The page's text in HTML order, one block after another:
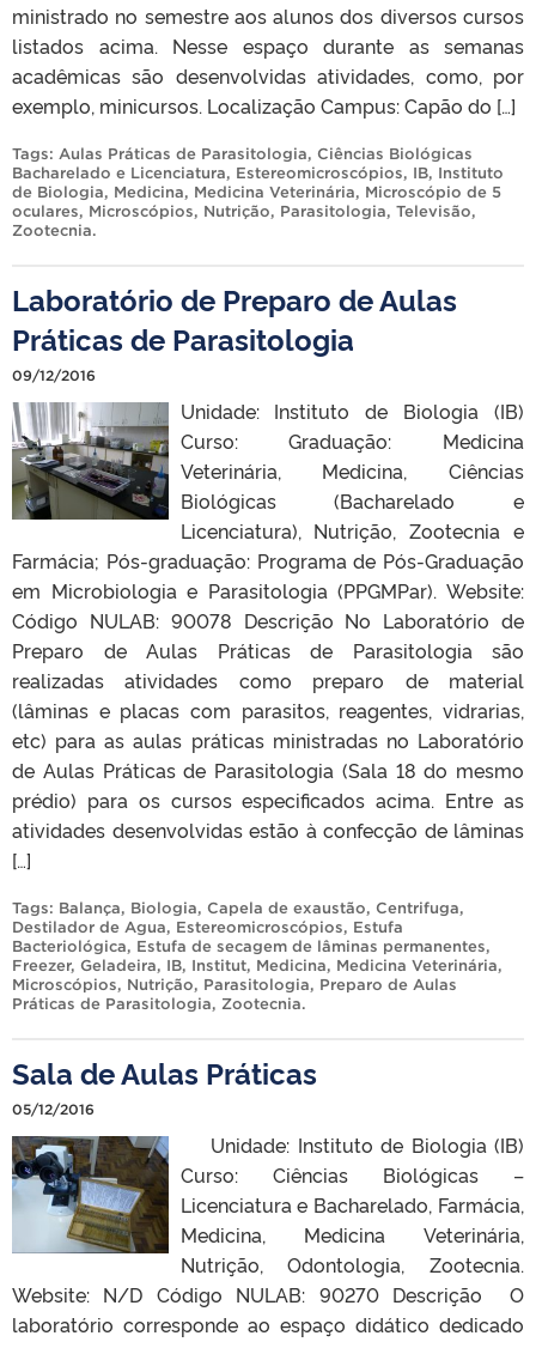
ministrado no semestre aos alunos dos diversos cursos
listados acima. Nesse espaço durante as semanas
acadêmicas são desenvolvidas atividades, como, por
exemplo, minicursos. Localização Campus: Capão do […]
Tags: Aulas Práticas de Parasitologia, Ciências Biológicas
Bacharelado e Licenciatura, Estereomicroscópios, IB, Instituto
de Biologia, Medicina, Medicina Veterinária, Microscópio de 5
oculares, Microscópios, Nutrição, Parasitologia, Televisão,
Zootecnia.
Laboratório de Preparo de Aulas
Práticas de Parasitologia
09/12/2016
Unidade: Instituto de Biologia (IB)
Curso: Graduação: Medicina
Veterinária, Medicina, Ciências
Biológicas (Bacharelado e
Licenciatura), Nutrição, Zootecnia e
Farmácia; Pós-graduação: Programa de Pós-Graduação
em Microbiologia e Parasitologia (PPGMPar). Website:
Código NULAB: 90078 Descrição No Laboratório de
Preparo de Aulas Práticas de Parasitologia são
realizadas atividades como preparo de material
(lâminas e placas com parasitos, reagentes, vidrarias,
etc) para as aulas práticas ministradas no Laboratório
de Aulas Práticas de Parasitologia (Sala 18 do mesmo
prédio) para os cursos especificados acima. Entre as
atividades desenvolvidas estão à confecção de lâminas
[…]
Tags: Balança, Biologia, Capela de exaustão, Centrifuga,
Destilador de Agua, Estereomicroscópios, Estufa
Bacteriológica, Estufa de secagem de lâminas permanentes,
Freezer, Geladeira, IB, Institut, Medicina, Medicina Veterinária,
Microscópios, Nutrição, Parasitologia, Preparo de Aulas
Práticas de Parasitologia, Zootecnia.
Sala de Aulas Práticas
05/12/2016
Unidade: Instituto de Biologia (IB)
Curso: Ciências Biológicas –
Licenciatura e Bacharelado, Farmácia,
Medicina, Medicina Veterinária,
Nutrição, Odontologia, Zootecnia.
Website: N/D Código NULAB: 90270 Descrição O
laboratório corresponde ao espaço didático dedicado